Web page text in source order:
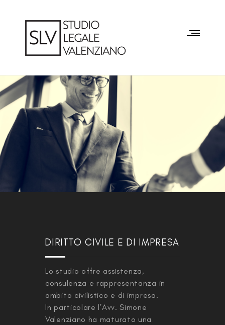
DIRITTO CIVILE E DI IMPRESA
Lo studio offre assistenza,
consulenza e rappresentanza in
ambito civilistico e di impresa.
In particolare l’Avv. Simone
Valenziano ha maturato una